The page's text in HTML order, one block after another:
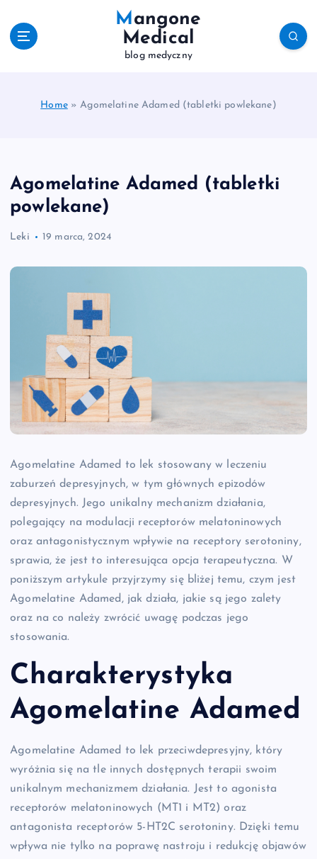
Mangone
Medical
blog medyczny
Home»Agomelatine Adamed (tabletki powlekane)
Agomelatine Adamed (tabletki
powlekane)
Leki 19 marca, 2024
Agomelatine Adamed to lek stosowany w leczeniu
zaburzeń depresyjnych, w tym głównych epizodów
depresyjnych. Jego unikalny mechanizm działania,
polegający na modulacji receptorów melatoninowych
oraz antagonistycznym wpływie na receptory serotoniny,
sprawia, że jest to interesująca opcja terapeutyczna. W
poniższym artykule przyjrzymy się bliżej temu, czym jest
Agomelatine Adamed, jak działa, jakie są jego zalety
oraz na co należy zwrócić uwagę podczas jego
stosowania.
Charakterystyka
Agomelatine Adamed
Agomelatine Adamed to lek przeciwdepresyjny, który
wyróżnia się na tle innych dostępnych terapii swoim
unikalnym mechanizmem działania. Jest to agonista
receptorów melatoninowych (MT1 i MT2) oraz
antagonista receptorów 5-HT2C serotoniny. Dzięki temu
wpływa nie tylko na poprawę nastroju i redukcję objawów